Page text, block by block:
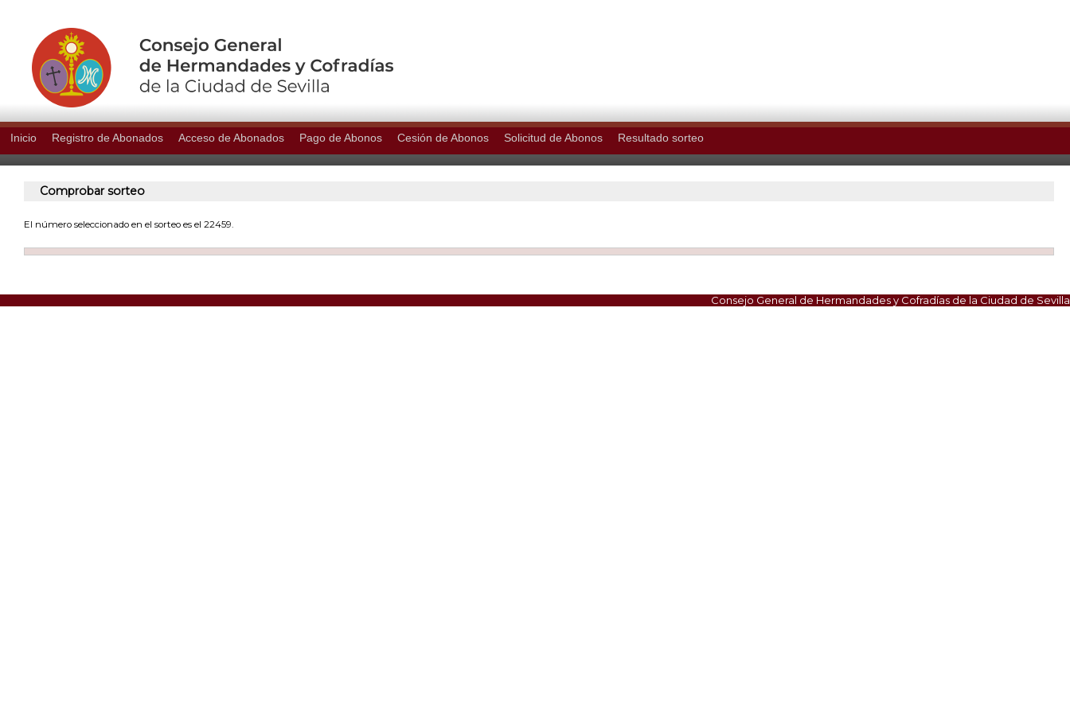
Inicio Registro de Abonados Acceso de Abonados Pago de Abonos Cesión de Abonos Solicitud de Abonos Resultado sorteo
Comprobar sorteo
El número seleccionado en el sorteo es el 22459.
Consejo General de Hermandades y Cofradías de la Ciudad de Sevilla